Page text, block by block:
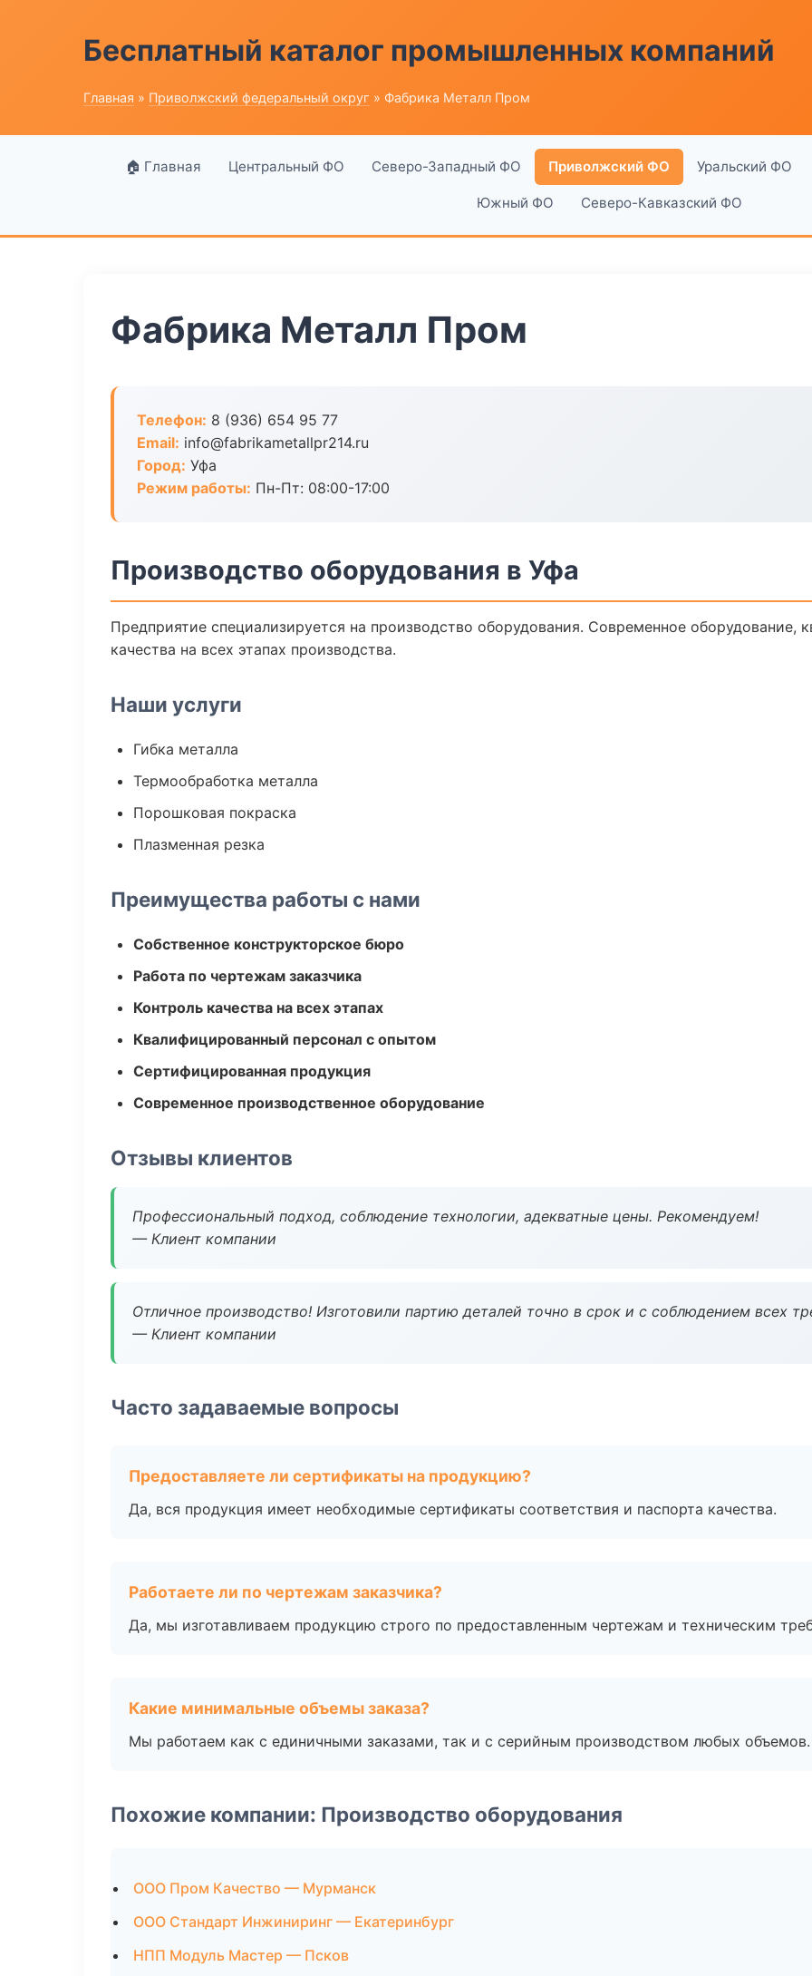
Бесплатный каталог промышленных компаний
Главная » Приволжский федеральный округ » Фабрика Металл Пром
🏠 Главная Центральный ФО Северо-Западный ФО Приволжский ФО Уральский ФО
Южный ФО Северо-Кавказский ФО
Фабрика Металл Пром
Телефон: 8 (936) 654 95 77
Email: info@fabrikametallpr214.ru
Город: Уфа
Режим работы: Пн-Пт: 08:00-17:00
Производство оборудования в Уфа
Предприятие специализируется на производство оборудования. Современное оборудование,
качества на всех этапах производства.
Наши услуги
Гибка металла
Термообработка металла
Порошковая покраска
Плазменная резка
Преимущества работы с нами
Собственное конструкторское бюро
Работа по чертежам заказчика
Контроль качества на всех этапах
Квалифицированный персонал с опытом
Сертифицированная продукция
Современное производственное оборудование
Отзывы клиентов
Профессиональный подход, соблюдение технологии, адекватные цены. Рекомендуем!
— Клиент компании
Отличное производство! Изготовили партию деталей точно в срок и с соблюдением всех
— Клиент компании
Часто задаваемые вопросы
Предоставляете ли сертификаты на продукцию?
Да, вся продукция имеет необходимые сертификаты соответствия и паспорта качества.
Работаете ли по чертежам заказчика?
Да, мы изготавливаем продукцию строго по предоставленным чертежам и техническим
Какие минимальные объемы заказа?
Мы работаем как с единичными заказами, так и с серийным производством любых объемов.
Похожие компании: Производство оборудования
ООО Пром Качество — Мурманск
ООО Стандарт Инжиниринг — Екатеринбург
НПП Модуль Мастер — Псков